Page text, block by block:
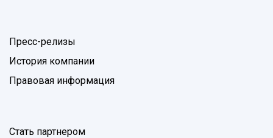
Пресс-релизы
История компании
Правовая информация
Стать партнером